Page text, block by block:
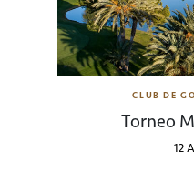
CLUB DE
Torneo
12